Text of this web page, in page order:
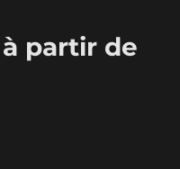
partir de